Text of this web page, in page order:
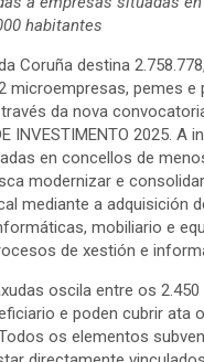
habitantes
Coruña destina
microempresas, pemes e
da nova
INVESTIMENTO 2025. A
en concellos de
modernizar e
mediante a adquisición
mobiliario e
de xestión e
oscila entre os 2.450
e poden cubrir ata
os elementos